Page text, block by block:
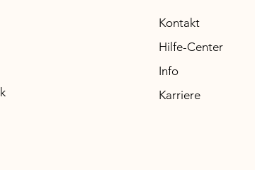
Kontakt
Hilfe-Center
Info
Karriere